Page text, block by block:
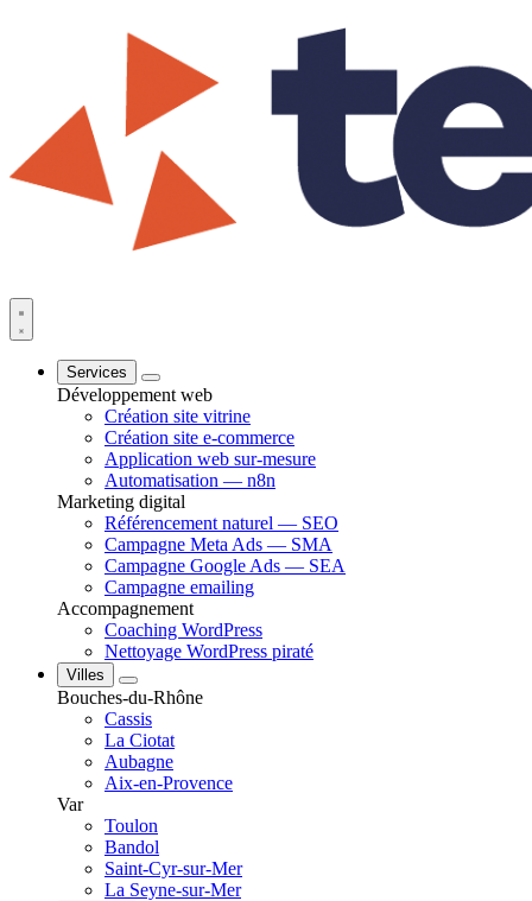
Services
Développement web
Création site vitrine
Création site e-commerce
Application web sur-mesure
Automatisation — n8n
Marketing digital
Référencement naturel — SEO
Campagne Meta Ads — SMA
Campagne Google Ads — SEA
Campagne emailing
Accompagnement
Coaching WordPress
Nettoyage WordPress piraté
Villes
Bouches-du-Rhône
Cassis
La Ciotat
Aubagne
Aix-en-Provence
Var
Toulon
Bandol
Saint-Cyr-sur-Mer
La Seyne-sur-Mer